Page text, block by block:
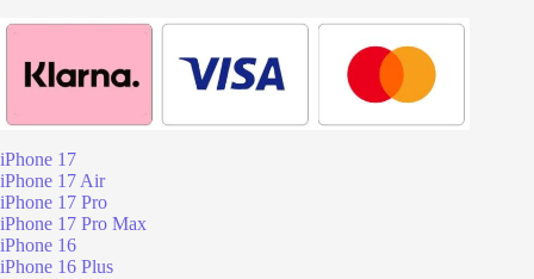
iPhone 17
iPhone 17 Air
iPhone 17 Pro
iPhone 17 Pro Max
iPhone 16
iPhone 16 Plus